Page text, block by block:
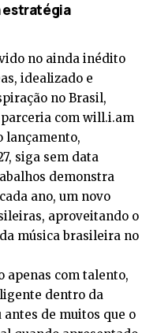
estratégia
no ainda inédito
idealizado e
no Brasil,
com will.i.am
lançamento,
siga sem data
demonstra
ano, um novo
aproveitando o
música brasileira no
apenas com talento,
dentro da
de muitos que o